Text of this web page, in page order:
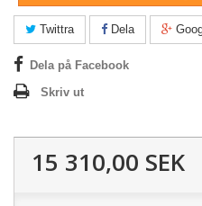
Twittra Dela
Dela på Facebook
Skriv ut
15 310,00 SEK